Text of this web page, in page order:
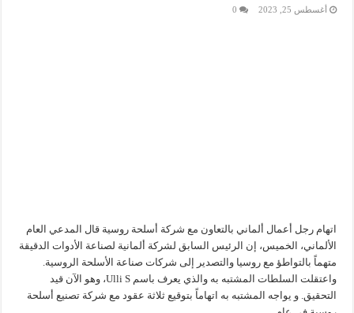
أغسطس 25, 2023 0
اتهام رجل أعمال ألماني بالتعاون مع شركة أسلحة روسية قال المدعي العام
الألماني، الخميس، إن الرئيس السابق لشركة ألمانية لصناعة الأدوات الدقيقة
متهماً بالتواطؤ مع روسيا والتصدير إلى شركات صناعة الأسلحة الروسية.
واعتقلت السلطات المشتبه به والذي يعرف باسم Ulli S، وهو الآن قيد
التحقيق. و يواجه المشتبه به اتهاماً بتوقيع ثلاثة عقود مع شركة تصنيع أسلحة